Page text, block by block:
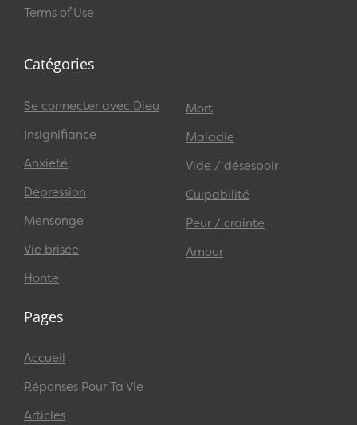
Terms of Use
Catégories
Se connecter avec Dieu
Insignifiance
Anxiété
Dépression
Mensonge
Vie brisée
Honte
Mort
Maladie
Vide / désespoir
Culpabilité
Peur / crainte
Amour
Pages
Accueil
Réponses Pour Ta Vie
Articles